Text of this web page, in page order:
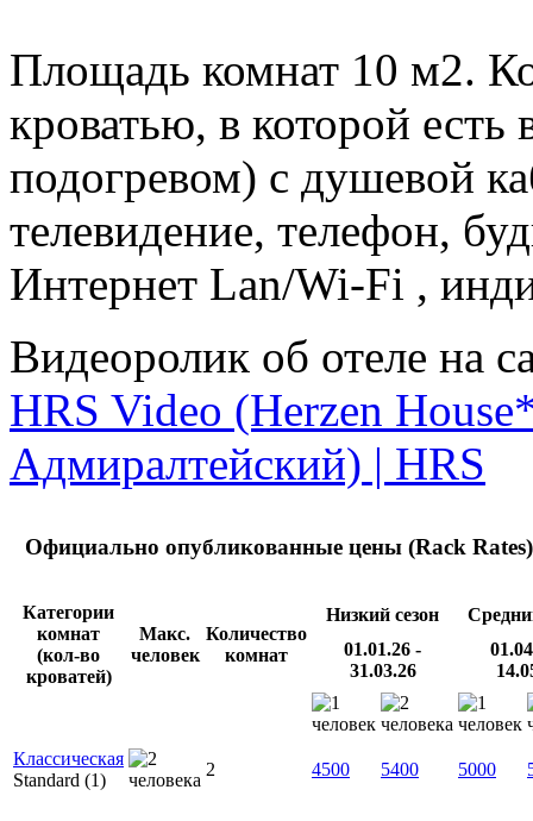
Площадь комнат 10 м2.
кроватью, в которой есть
подогревом) с душевой
телевидение, телефон,
Интернет Lan/Wi-Fi ,
Видеоролик об отеле на
HRS Video (Herzen
Адмиралтейский) | HRS
Официально опубликованные цены (Rack Rates)
Категории
комнат
(кол-во
кроватей)
Макс.
человек
Количество
комнат
Низкий сезон
01.01.26 -
31.03.26
Классическая
Standard (1)
2 4500 5400 5000